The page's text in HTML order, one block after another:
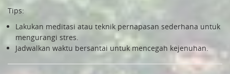
Tips:
Lakukan meditasi atau teknik pernapasan sederhana untuk
mengurangi stres.
Jadwalkan waktu bersantai untuk mencegah kejenuhan.